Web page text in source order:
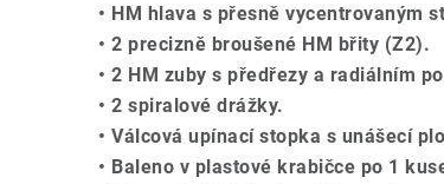
• HM hlava s přesně vycentrovaným
• 2 precizně broušené HM břity (Z2).
• 2 HM zuby s předřezy a radiálním
• 2 spiralové drážky.
• Válcová upínací stopka s unášecí
• Baleno v plastové krabičce po 1